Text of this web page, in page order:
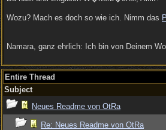
Wozu? Mach es doch so wie ich. Nimm das
Namara, ganz ehrlich: Ich bin von Deinem
Entire Thread
Subject
Neues Readme von OtRa
Re: Neues Readme von OtRa